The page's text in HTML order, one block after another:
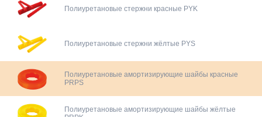
Полиуретановые стержни красные PYK
Полиуретановые стержни жёлтые PYS
Полиуретановые амортизирующие шайбы красные
PRPS
Полиуретановые амортизирующие шайбы жёлтые